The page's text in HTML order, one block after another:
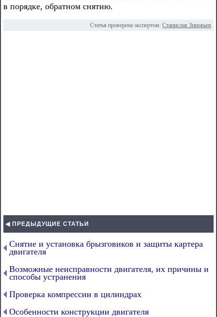
в порядке, обратном снятию.
Статья проверена экспертом: Станислав Зиновьев
◀ ПРЕДЫДУЩИЕ СТАТЬИ
Снятие и установка брызговиков и защиты картера
двигателя
Возможные неисправности двигателя, их причины и
способы устранения
Проверка компрессии в цилиндрах
Особенности конструкции двигателя